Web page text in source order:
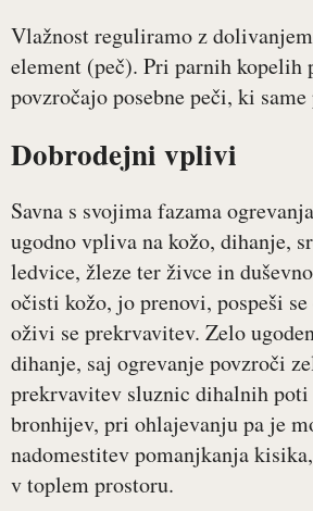
Vlažnost reguliramo z
element (peč). Pri parnih kopelih
povzročajo posebne peči, ki
Dobrodejni vplivi
Savna s svojima fazama
ugodno vpliva na kožo, dihanje,
ledvice, žleze ter živce in
očisti kožo, jo prenovi, pospeši
oživi se prekrvavitev. Zelo
dihanje, saj ogrevanje povzroči
prekrvavitev sluznic dihalnih
bronhijev, pri ohlajevanju pa je
nadomestitev pomanjkanja
v toplem prostoru.